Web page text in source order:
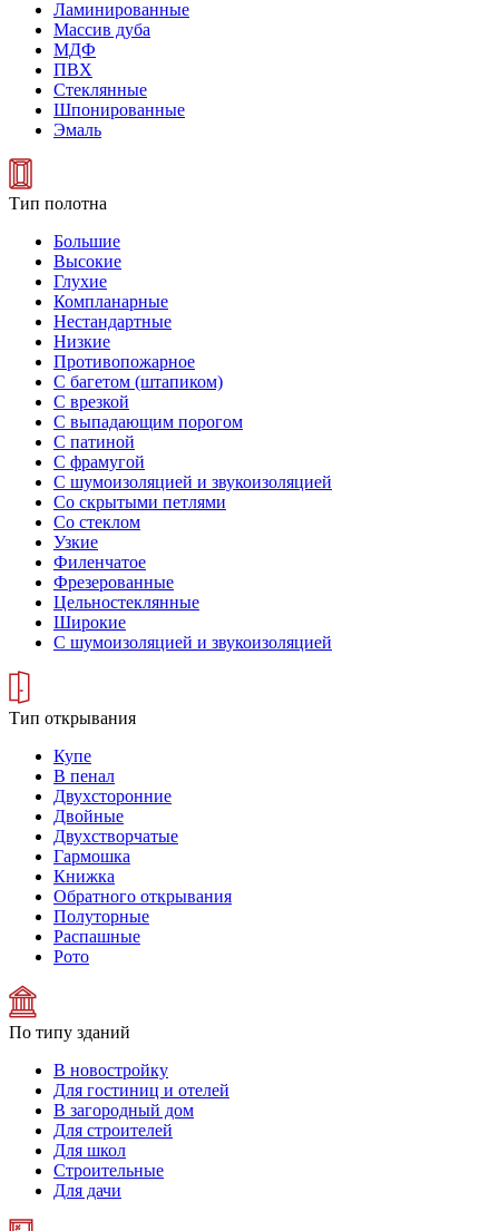
Ламинированные
Массив дуба
МДФ
ПВХ
Стеклянные
Шпонированные
Эмаль
Тип полотна
Большие
Высокие
Глухие
Компланарные
Нестандартные
Низкие
Противопожарное
С багетом (штапиком)
С врезкой
С выпадающим порогом
С патиной
С фрамугой
С шумоизоляцией и звукоизоляцией
Со скрытыми петлями
Со стеклом
Узкие
Филенчатое
Фрезерованные
Цельностеклянные
Широкие
С шумоизоляцией и звукоизоляцией
Тип открывания
Купе
В пенал
Двухсторонние
Двойные
Двухстворчатые
Гармошка
Книжка
Обратного открывания
Полуторные
Распашные
Рото
По типу зданий
В новостройку
Для гостиниц и отелей
В загородный дом
Для строителей
Для школ
Строительные
Для дачи